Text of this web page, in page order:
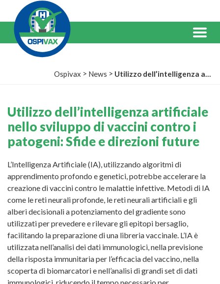
Menu
Ospivax > News > Utilizzo dell’intelligenza artificiale nello sviluppo di vaccini contro i patogeni: Sfide e direzioni future
Utilizzo dell’intelligenza artificiale
nello sviluppo di vaccini contro i
patogeni: Sfide e direzioni future
L’Intelligenza Artificiale (IA), utilizzando algoritmi di
apprendimento profondo e genetici, potrebbe accelerare la
creazione di vaccini contro le malattie infettive. Metodi di IA
come le reti neurali profonde, le reti neurali artificiali e gli
alberi decisionali a potenziamento del gradiente sono
utilizzati per prevedere e rilevare gli epitopi bersaglio,
facilitando la preparazione di una libreria vaccinale. L’IA è
utilizzata nell’analisi dei dati immunologici, nella previsione
della risposta immunitaria per l’efficacia del vaccino, nella
scoperta di biomarcatori e nell’analisi di grandi set di dati
immunologici, riducendo il tempo necessario per